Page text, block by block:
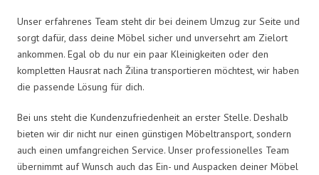
Unser erfahrenes Team steht dir bei deinem Umzug zur Seite und
sorgt dafür, dass deine Möbel sicher und unversehrt am Zielort
ankommen. Egal ob du nur ein paar Kleinigkeiten oder den
kompletten Hausrat nach Žilina transportieren möchtest, wir haben
die passende Lösung für dich.
Bei uns steht die Kundenzufriedenheit an erster Stelle. Deshalb
bieten wir dir nicht nur einen günstigen Möbeltransport, sondern
auch einen umfangreichen Service. Unser professionelles Team
übernimmt auf Wunsch auch das Ein- und Auspacken deiner Möbel